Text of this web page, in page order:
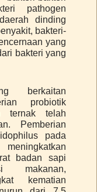
pathogen
dinding
bakteri-
yang
bakteri yang
berkaitan
probiotik
ternak telah
Pemberian
pada
badan sapi
makanan,
kematian